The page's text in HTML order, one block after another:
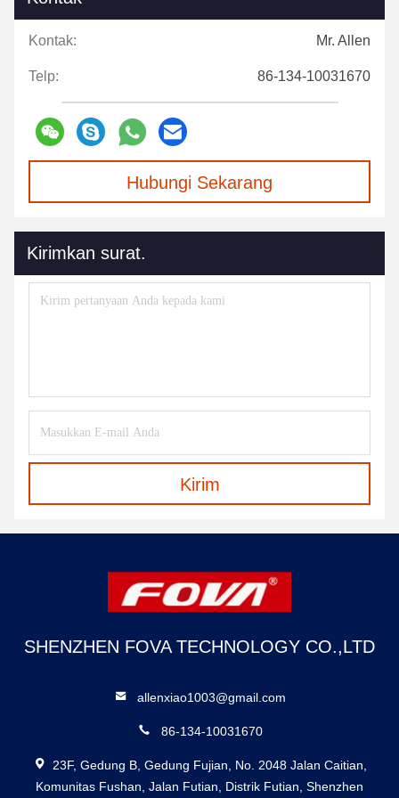
Kontak: Mr. Allen
Telp: 86-134-10031670
Hubungi Sekarang
Kirimkan surat.
Kirim
SHENZHEN FOVA TECHNOLOGY CO.,LTD
allenxiao1003@gmail.com
86-134-10031670
23F, Gedung B, Gedung Fujian, No. 2048 Jalan Caitian,
Komunitas Fushan, Jalan Futian, Distrik Futian, Shenzhen